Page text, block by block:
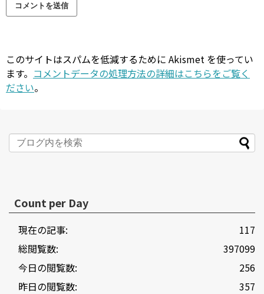
このサイトはスパムを低減するために Akismet を使ってい
ます。 コメントデータの処理方法の詳細はこちらをご覧く
ださい。
Count per Day
117
現在の記事:
397099
総閲覧数:
256
今日の閲覧数:
357
昨日の閲覧数: